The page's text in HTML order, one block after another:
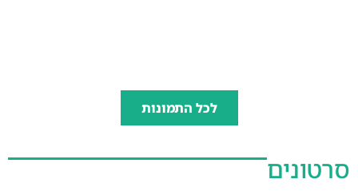
לכל התמונות
סרטונים